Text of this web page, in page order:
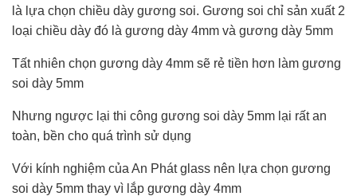
là lựa chọn chiều dày gương soi. Gương soi chỉ sản xuất 2
loại chiều dày đó là gương dày 4mm và gương dày 5mm
Tất nhiên chọn gương dày 4mm sẽ rẻ tiền hơn làm gương
soi dày 5mm
Nhưng ngược lại thi công gương soi dày 5mm lại rất an
toàn, bền cho quá trình sử dụng
Với kính nghiệm của An Phát glass nên lựa chọn gương
soi dày 5mm thay vì lắp gương dày 4mm